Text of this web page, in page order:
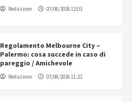
Redazione 07/08/2026 12:03
Regolamento Melbourne City –
Palermo: cosa succede in caso di
pareggio / Amichevole
Redazione 07/08/2026 11:22